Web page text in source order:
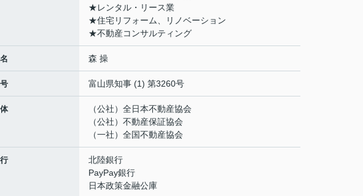
★レンタル・リース業
★住宅リフォーム、リノベーション
★不動産コンサルティング
森 操
富山県知事 (1) 第3260号
（公社）全日本不動産協会
（公社）不動産保証協会
（一社）全国不動産協会
北陸銀行
PayPay銀行
日本政策金融公庫